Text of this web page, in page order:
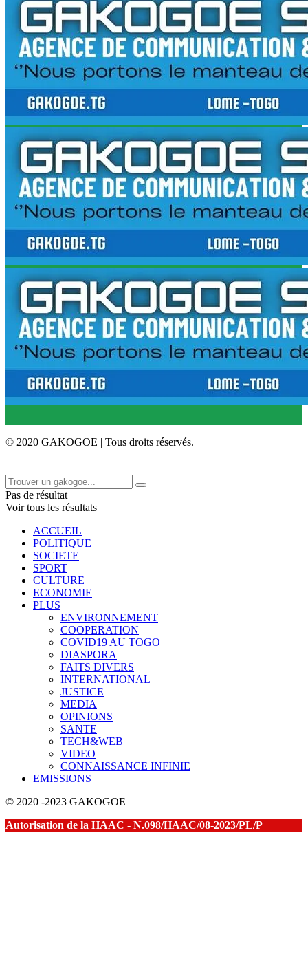
© 2020 GAKOGOE | Tous droits réservés.
Pas de résultat
Voir tous les résultats
ACCUEIL
POLITIQUE
SOCIETE
SPORT
CULTURE
ECONOMIE
PLUS
ENVIRONNEMENT
COOPERATION
COVID19 AU TOGO
DIASPORA
FAITS DIVERS
INTERNATIONAL
JUSTICE
MEDIA
OPINIONS
SANTE
TECH&WEB
VIDEO
CONNAISSANCE INFINIE
EMISSIONS
© 2020 -2023 GAKOGOE
Autorisation de la HAAC - N.098/HAAC/08-2023/PL/P